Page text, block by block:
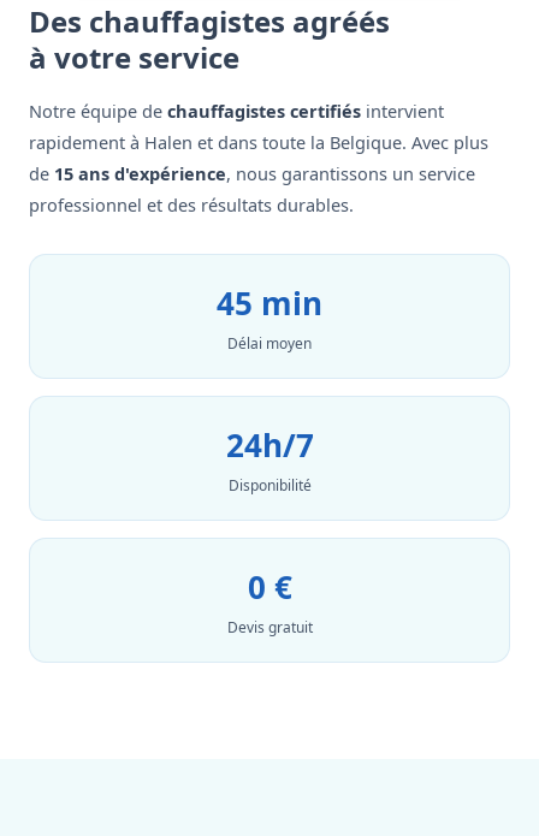
Des chauffagistes agréés
à votre service
Notre équipe de chauffagistes certifiés intervient
rapidement à Halen et dans toute la Belgique. Avec plus
de 15 ans d'expérience, nous garantissons un service
professionnel et des résultats durables.
45 min
Délai moyen
24h/7
Disponibilité
0 €
Devis gratuit